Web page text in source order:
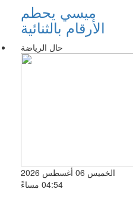
ميسي يحطم
الأرقام بالثنائية
حال الرياضة
الخميس 06 أغسطس 2026
04:54 مساءً